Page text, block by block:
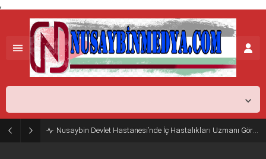
,
Nusaybin Devlet Hastanesi’nde İç Hastalıkları Uzmanı Göreve Başladı